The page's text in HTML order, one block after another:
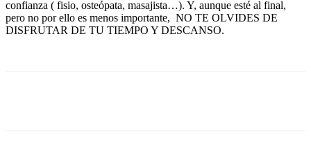
confianza ( fisio, osteópata, masajista…). Y, aunque esté al final,
pero no por ello es menos importante, NO TE OLVIDES DE
DISFRUTAR DE TU TIEMPO Y DESCANSO.